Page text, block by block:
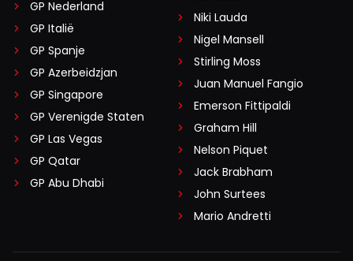
GP Nederland
GP Italië
GP Spanje
GP Azerbeidzjan
GP Singapore
GP Verenigde Staten
GP Las Vegas
GP Qatar
GP Abu Dhabi
Niki Lauda
Nigel Mansell
Stirling Moss
Juan Manuel Fangio
Emerson Fittipaldi
Graham Hill
Nelson Piquet
Jack Brabham
John Surtees
Mario Andretti